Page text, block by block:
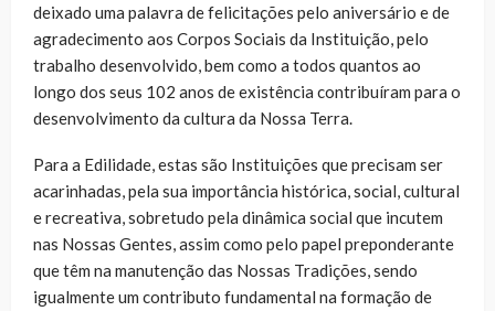
deixado uma palavra de felicitações pelo aniversário e de
agradecimento aos Corpos Sociais da Instituição, pelo
trabalho desenvolvido,bem como a todos quantos ao
longo dos seus 102 anos de existência contribuíram para o
desenvolvimento da cultura da Nossa Terra.
Para a Edilidade, estas são Instituições que precisam ser
acarinhadas, pela sua importância histórica, social, cultural
e recreativa, sobretudo pela dinâmica social que incutem
nas Nossas Gentes, assim como pelo papel preponderante
que têm na manutenção das Nossas Tradições, sendo
igualmente um contributo fundamental na formação de